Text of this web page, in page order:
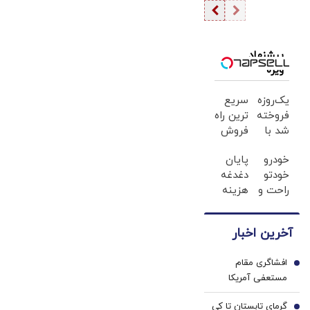
تحویل اسلحه به
می‌زنید
درباره بمب اتم:
بسازیم، اما
نمی‌سازیم+فیلم
پیشنهاد
ویژه
یک‌روزه
فروخته
شد با
سریع
ترین راه
فروش
اینجاست
✅
خودرو
خودتو
راحت و
پایان
دغدغه
هزینه
پزشکی
سفید
کننده
خانگی
آخرین اخبار
افشاگری مقام
مستعفی آمریکا
درباره ایران: داستان
1
گرمای تابستان تا کی